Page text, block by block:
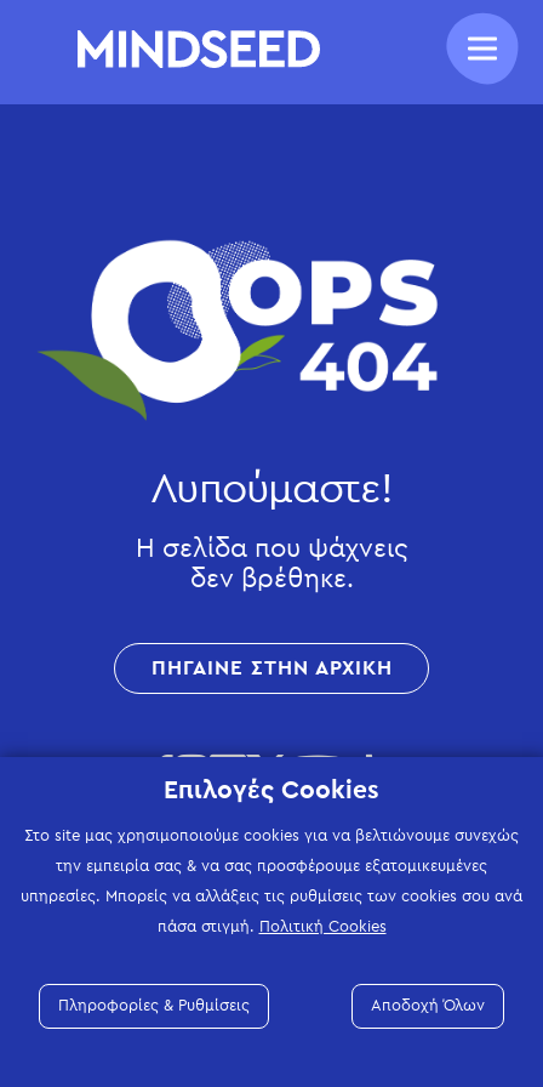
Λυπούμαστε!
Η σελίδα που ψάχνεις
δεν βρέθηκε.
ΠΗΓΑΙΝΕ ΣΤΗΝ ΑΡΧΙΚΗ
Επιλογές Cookies
Στο site μας χρησιμοποιούμε cookies για να βελτιώνουμε συνεχώς
την εμπειρία σας & να σας προσφέρουμε εξατομικευμένες
υπηρεσίες. Μπορείς να αλλάξεις τις ρυθμίσεις των cookies σου ανά
πάσα στιγμή. Πολιτική Cookies
Πληροφορίες & Ρυθμίσεις Αποδοχή Όλων